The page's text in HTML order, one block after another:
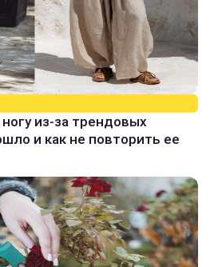
из-за трендовых
и как не повторить ее